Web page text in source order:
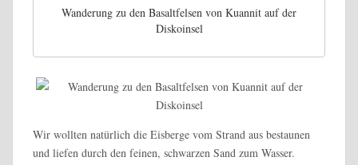
Wanderung zu den Basaltfelsen von Kuannit auf der
Diskoinsel
Wir wollten natürlich die Eisberge vom Strand aus bestaunen
und liefen durch den feinen, schwarzen Sand zum Wasser.